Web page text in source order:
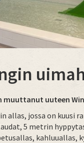
muuttanut uuteen
jossa on kuusi
5 metrin
kahluuallas,